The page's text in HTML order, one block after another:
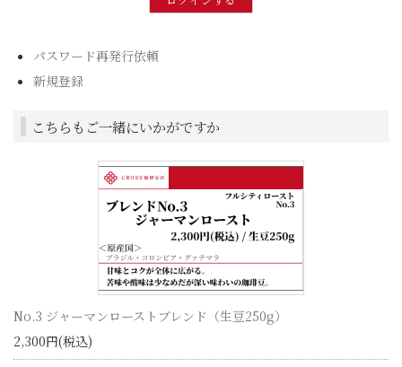
パスワード再発行依頼
新規登録
こちらもご一緒にいかがですか
No.3 ジャーマンローストブレンド（生豆250g）
2,300円(税込)